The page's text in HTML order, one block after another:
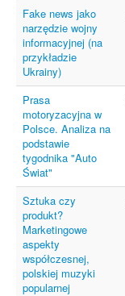
Fake news jako
narzędzie wojny
informacyjnej (na
przykładzie
Ukrainy)
Prasa
motoryzacyjna w
Polsce. Analiza na
podstawie
tygodnika "Auto
Świat"
Sztuka czy
produkt?
Marketingowe
aspekty
współczesnej,
polskiej muzyki
popularnej